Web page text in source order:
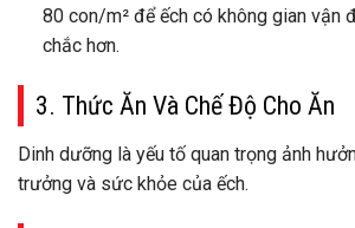
80 con/m² để ếch có không gian vận
chắc hơn.
3. Thức Ăn Và Chế Độ Cho Ăn
Dinh dưỡng là yếu tố quan trọng ảnh
trưởng và sức khỏe của ếch.